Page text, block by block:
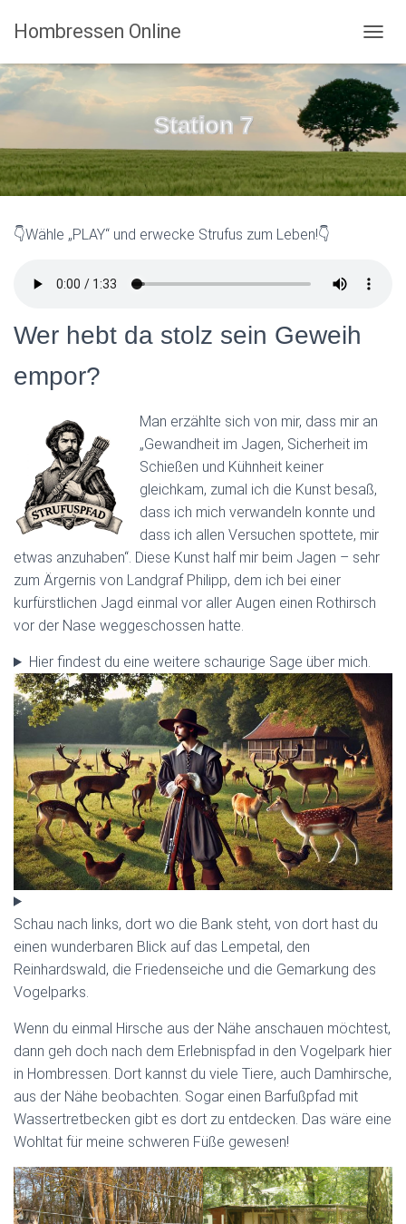
Hombressen Online
A
V
G
A
T
O
Station 7
👇Wähle „PLAY“ und erwecke Strufus zum Leben!👇
Wer hebt da stolz sein Geweih
empor?
Man erzählte sich von mir, dass mir an
„Gewandheit im Jagen, Sicherheit im
Schießen und Kühnheit keiner
gleichkam, zumal ich die Kunst besaß,
dass ich mich verwandeln konnte und
dass ich allen Versuchen spottete, mir
etwas anzuhaben“. Diese Kunst half mir beim Jagen – sehr
zum Ärgernis von Landgraf Philipp, dem ich bei einer
kurfürstlichen Jagd einmal vor aller Augen einen Rothirsch
vor der Nase weggeschossen hatte.
Hier findest du eine weitere schaurige Sage über mich.
Schau nach links, dort wo die Bank steht, von dort hast du
einen wunderbaren Blick auf das Lempetal, den
Reinhardswald, die Friedenseiche und die Gemarkung des
Vogelparks.
Wenn du einmal Hirsche aus der Nähe anschauen möchtest,
dann geh doch nach dem Erlebnispfad in den Vogelpark hier
in Hombressen. Dort kannst du viele Tiere, auch Damhirsche,
aus der Nähe beobachten. Sogar einen Barfußpfad mit
Wassertretbecken gibt es dort zu entdecken. Das wäre eine
Wohltat für meine schweren Füße gewesen!